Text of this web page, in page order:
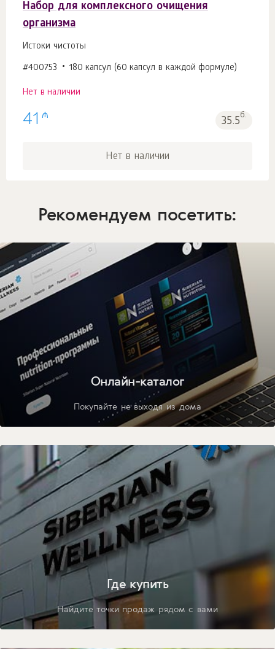
Набор для комплексного очищения
организма
Истоки чистоты
#400753 180 капсул (60 капсул в каждой формуле)
Нет в наличии
41 ₼ 35.5б.
Нет в наличии
Рекомендуем посетить:
Онлайн-каталог
Покупайте не выходя из дома
Где купить
Найдите точки продаж рядом с вами